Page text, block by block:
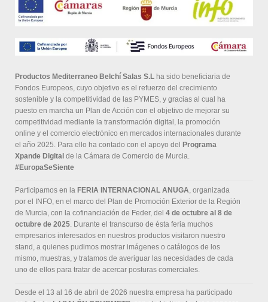
Productos Mediterraneo Belchí Salas S.L ha sido beneficiaria de
Fondos Europeos, cuyo objetivo es el refuerzo del crecimiento
sostenible y la competitividad de las PYMES, y gracias al cual ha
puesto en marcha un Plan de Acción con el objetivo de mejorar su
competitividad mediante la transformación digital, la promoción
online y el comercio electrónico en mercados internacionales durante
el año 2025. Para ello ha contado con el apoyo del
Programa
Xpande Digital de la Cámara de Comercio de Murcia.
#EuropaSeSiente
Participamos en la FERIA INTERNACIONAL ANUGA, organizada
por el INFO, en el marco del Plan de Promoción Exterior de la Región
de Murcia, con la cofinanciación de Feder, del 4 de octubre al 8 de
octubre de 2025. Durante el transcurso de ésta feria muchos
empresarios interesados en nuestros productos visitaron nuestro
stand, a quienes pudimos mostrar imágenes o catálogos de los
mismo, muestras, y tratamos de averiguar las necesidades de cada
uno de ellos para tratar de acercar posturas comerciales.
Desde el 13 al 16 de abril de 2026 nuestra empresa ha participado